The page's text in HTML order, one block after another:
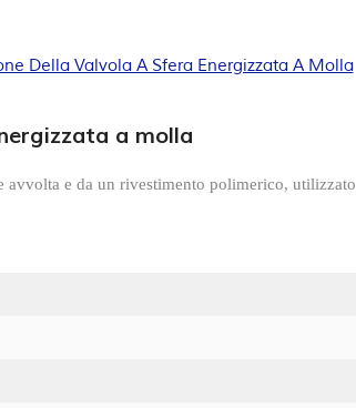
Della Valvola A Sfera Energizzata A Molla
a molla
avvolta e da un rivestimento polimerico, utilizzato